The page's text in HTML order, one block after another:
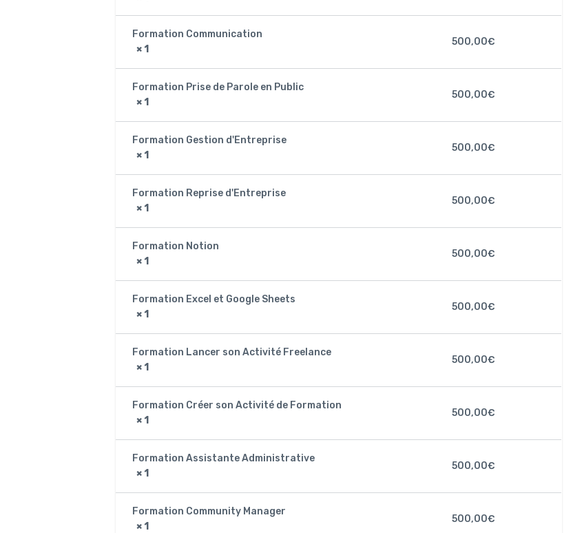
Formation Communication
× 1
500,00€
Formation Prise de Parole en Public
× 1
500,00€
Formation Gestion d'Entreprise
× 1
500,00€
Formation Reprise d'Entreprise
× 1
500,00€
Formation Notion
× 1
500,00€
Formation Excel et Google Sheets
× 1
500,00€
Formation Lancer son Activité Freelance
× 1
500,00€
Formation Créer son Activité de Formation
× 1
500,00€
Formation Assistante Administrative
× 1
500,00€
Formation Community Manager
× 1
500,00€